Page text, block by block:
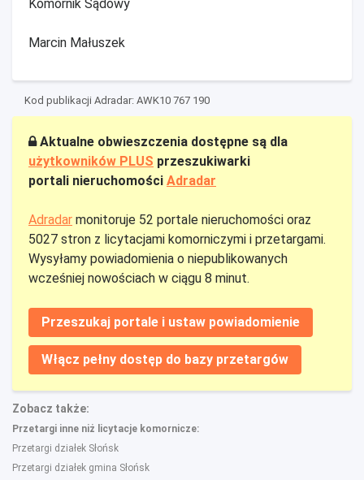
Komornik Sądowy
Marcin Małuszek
Kod publikacji Adradar: AWK10 767 190
Aktualne obwieszczenia dostępne są dla
użytkowników PLUS przeszukiwarki
portali nieruchomości Adradar
Adradar monitoruje 52 portale nieruchomości oraz
5027 stron z licytacjami komorniczymi i przetargami.
Wysyłamy powiadomienia o niepublikowanych
wcześniej nowościach w ciągu 8 minut.
Przeszukaj portale i ustaw powiadomienie
Włącz pełny dostęp do bazy przetargów
Zobacz także:
Przetargi inne niż licytacje komornicze:
Przetargi działek Słońsk
Przetargi działek gmina Słońsk